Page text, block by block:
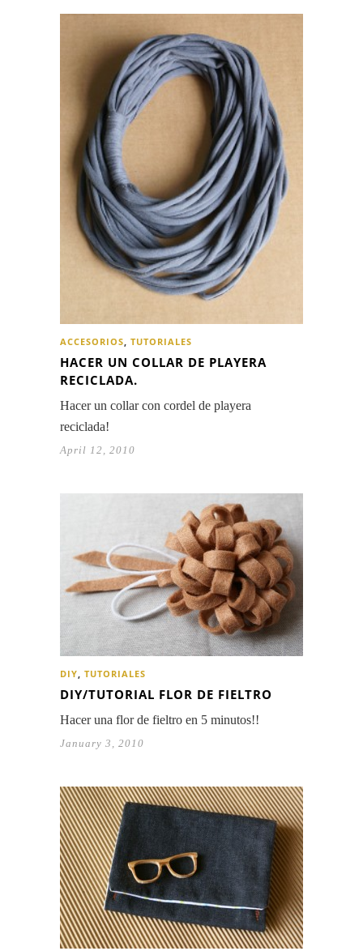
ACCESORIOS, TUTORIALES
HACER UN COLLAR DE PLAYERA
RECICLADA.
Hacer un collar con cordel de playera
reciclada!
April 12, 2010
DIY, TUTORIALES
DIY/TUTORIAL FLOR DE FIELTRO
Hacer una flor de fieltro en 5 minutos!!
January 3, 2010